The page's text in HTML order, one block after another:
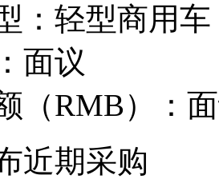
： 轻型商用
面议
（RMB）：
近期采购